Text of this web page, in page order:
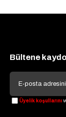
Bültene
Üyelik koşullarını